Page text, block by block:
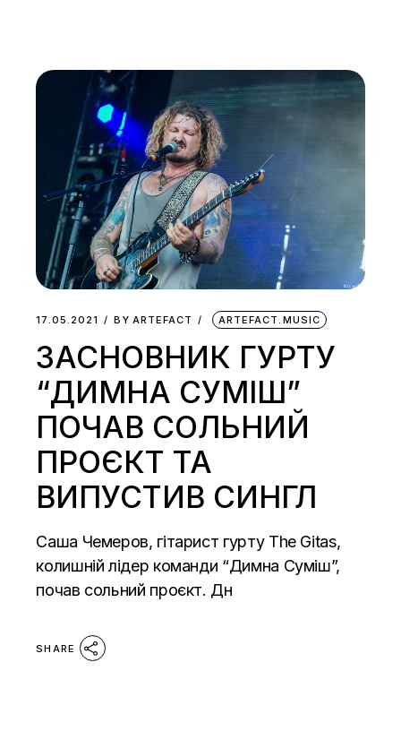
17.05.2021 BY ARTEFACT ARTEFACT.MUSIC
ЗАСНОВНИК ГУРТУ
“ДИМНА СУМІШ”
ПОЧАВ СОЛЬНИЙ
ПРОЄКТ ТА
ВИПУСТИВ СИНГЛ
Саша Чемеров, гітарист гурту The Gitas,
колишній лідер команди “Димна Суміш”,
почав сольний проєкт. Дн
SHARE